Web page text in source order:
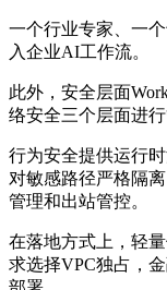
一个行业专家、一
入企业AI工作流。
此外，安全层面
络安全三个层面进行
行为安全提供运行
对敏感路径严格隔
管理和出站管控。
在落地方式上，轻
求选择VPC独占，